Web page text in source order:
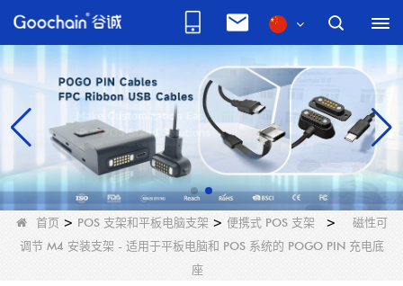
首页 > POS 支架和平板电脑支架 > 便携式 POS 支架 >
磁性可
调节 M4 安装支架 - 适用于平板电脑和 POS 系统的 POGO PIN 充电底
座